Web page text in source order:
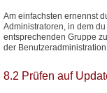
Am einfachsten ernennst
Administratoren, in dem
entsprechenden Gruppe
der
8.2 Prüfen auf